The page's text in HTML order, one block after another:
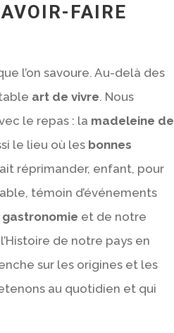
FAIRE
l’on savoure. Au-delà des
art de vivre. Nous
le repas : la madeleine de
le lieu où les bonnes
réprimander, enfant, pour
témoin d’événements
gastronomie et de notre
de notre pays en
sur les origines et les
au quotidien et qui